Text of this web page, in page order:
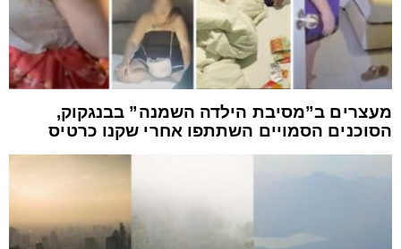
מעצרים ב”מסיבת הילדה השמנה” בבנגקוק,
הסוכנים הסמויים השתתפו אחרי שקנו כרטיס